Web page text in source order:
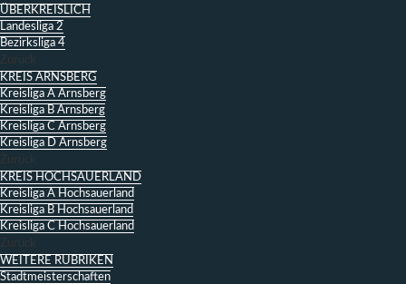
ÜBERKREISLICH
Landesliga 2
Bezirksliga 4
Zurück
KREIS ARNSBERG
Kreisliga A Arnsberg
Kreisliga B Arnsberg
Kreisliga C Arnsberg
Kreisliga D Arnsberg
Zurück
KREIS HOCHSAUERLAND
Kreisliga A Hochsauerland
Kreisliga B Hochsauerland
Kreisliga C Hochsauerland
Zurück
WEITERE RUBRIKEN
Stadtmeisterschaften